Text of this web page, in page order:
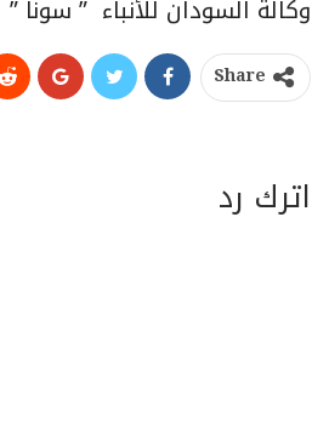
وكالة السودان للأنباء ” سونا ”
Share
اترك رد